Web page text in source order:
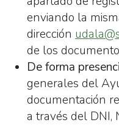
enviando la
dirección
de los
De forma
generales del
documentación
a través del DNI,